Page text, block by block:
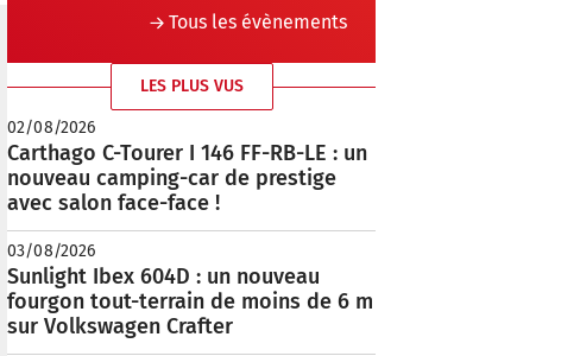
Tous les évènements
LES PLUS VUS
02/08/2026
Carthago C-Tourer I 146 FF-RB-LE : un
nouveau camping-car de prestige
avec salon face-face !
03/08/2026
Sunlight Ibex 604D : un nouveau
fourgon tout-terrain de moins de 6 m
sur Volkswagen Crafter